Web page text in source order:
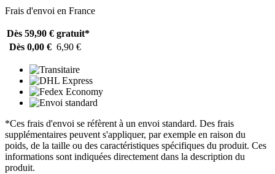
Frais d'envoi en France
Dès 59,90 € gratuit*
Dès 0,00 € 6,90 €
*Ces frais d'envoi se réfèrent à un envoi standard. Des frais
supplémentaires peuvent s'appliquer, par exemple en raison du
poids, de la taille ou des caractéristiques spécifiques du produit. Ces
informations sont indiquées directement dans la description du
produit.